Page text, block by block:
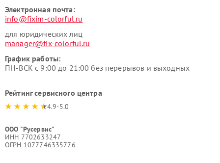
Электронная почта:
info@fixim-colorful.ru
для юридических лиц
manager@fix-colorful.ru
График работы:
ПН-ВСК с 9:00 до 21:00 без перерывов и выходных
Рейтинг сервисного центра
4.9-5.0
ООО "Русервис"
ИНН 7702633247
ОГРН 1077746335776